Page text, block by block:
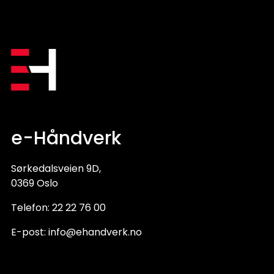
e-Håndverk
Sørkedalsveien 9D,
0369 Oslo
Telefon: 22 22 76 00
E-post: info@ehandverk.no